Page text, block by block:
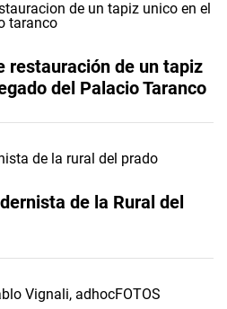
restauración de un tapiz
del Palacio Taranco
de la Rural del